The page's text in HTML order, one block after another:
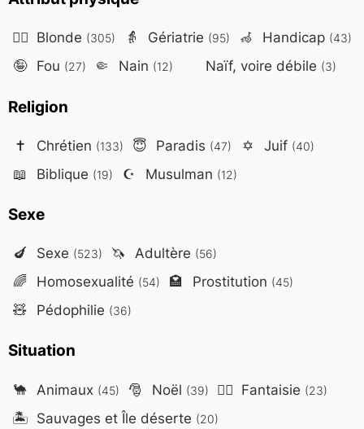
👱‍♀️ Blonde (305) 👵 Gériatrie (95) 🦽 Handicap (43)
🤪 Fou (27) 🤏 Nain (12) Naïf, voire débile (3)
Religion
✝️ Chrétien (133) 😇 Paradis (47) ✡️ Juif (40)
📖 Biblique (19) ☪️ Musulman (12)
Sexe
🍆 Sexe (523) 🦄 Adultère (56)
🌈 Homosexualité (54) 🏩 Prostitution (45)
🧸 Pédophilie (36)
Situation
🐪 Animaux (45) 🎅 Noël (39) 🧙‍♂️ Fantaisie (23)
🏝️ Sauvages et Île déserte (20)